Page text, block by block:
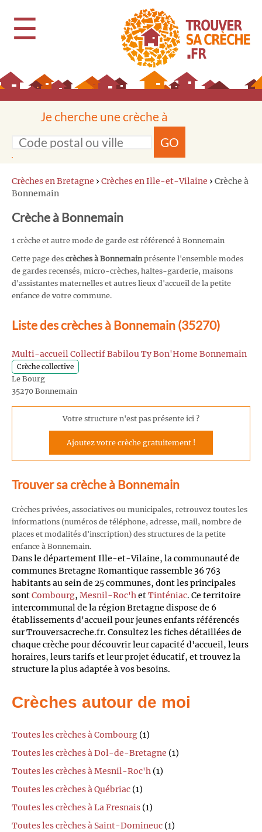
☰
Je cherche une crèche à
GO
Crèches en Bretagne › Crèches en Ille-et-Vilaine › Crèche à
Bonnemain
Crèche à Bonnemain
1 crèche et autre mode de garde est référencé à Bonnemain
Cette page des crèches à Bonnemain présente l'ensemble modes
de gardes recensés, micro-crèches, haltes-garderie, maisons
d'assistantes maternelles et autres lieux d'accueil de la petite
enfance de votre commune.
Liste des crèches à Bonnemain (35270)
Multi-accueil Collectif Babilou Ty Bon'Home Bonnemain
Crèche collective
Le Bourg
35270 Bonnemain
Votre structure n'est pas présente ici ?
Ajoutez votre crèche gratuitement !
Trouver sa crèche à Bonnemain
Crèches privées, associatives ou municipales, retrouvez toutes les
informations (numéros de téléphone, adresse, mail, nombre de
places et modalités d'inscription) des structures de la petite
enfance à Bonnemain.
Dans le département Ille-et-Vilaine, la communauté de
communes Bretagne Romantique rassemble 36 763
habitants au sein de 25 communes, dont les principales
sontCombourg, Mesnil-Roc'hetTinténiac. Ce territoire
intercommunal de la région Bretagne dispose de 6
établissements d'accueil pour jeunes enfants référencés
sur Trouversacreche.fr. Consultez les fiches détaillées de
chaque crèche pour découvrir leur capacité d'accueil, leurs
horaires, leurs tarifs et leur projet éducatif, et trouvez la
structure la plus adaptée à vos besoins.
Crèches autour de moi
Toutes les crèches à Combourg (1)
Toutes les crèches à Dol-de-Bretagne (1)
Toutes les crèches à Mesnil-Roc'h (1)
Toutes les crèches à Québriac (1)
Toutes les crèches à La Fresnais (1)
Toutes les crèches à Saint-Domineuc (1)